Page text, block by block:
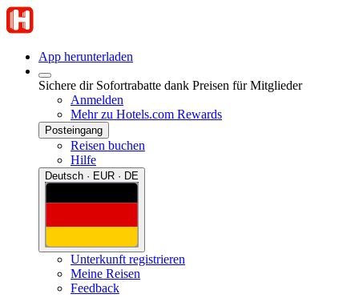
App herunterladen
Sichere dir Sofortrabatte dank Preisen für Mitglieder
Anmelden
Mehr zu Hotels.com Rewards
Posteingang
Reisen buchen
Hilfe
Deutsch · EUR · DE
Unterkunft registrieren
Meine Reisen
Feedback